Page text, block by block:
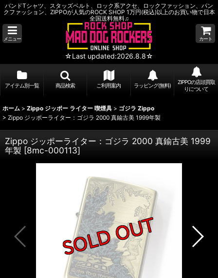
バンドTシャツ、スタッズベルト、ロック系アクセ、ロックファッション、パン
クファッション、ZIPPOが人気のROCK SHOP 1万円(税込)以上のお買い物で日本
全国送料無料♫
メニュー
☆Last updated:2026.8.8☆
カート
アイテム別一覧 商品検索 ご利用案内 ラッピング(無料)
ZIPPOの店頭買取
りについて
ホーム > Zippo ジッポー ライター 喫煙具 > ゴジラ Zippo
> Zippo ジッポーライター：ゴジラ 2000 真鍮古美 1999年製
Zippo ジッポーライター：ゴジラ 2000 真鍮古美 1999
年製 [8mc-000113]